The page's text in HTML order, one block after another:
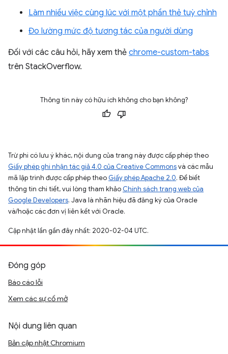
Làm nhiều việc cùng lúc với một phần thẻ tuỳ chỉnh
Đo lường mức độ tương tác của người dùng
Đối với các câu hỏi, hãy xem thẻ chrome-custom-tabs
trên StackOverflow.
Thông tin này có hữu ích không cho bạn không?
Trừ phi có lưu ý khác, nội dung của trang này được cấp phép theo
Giấy phép ghi nhận tác giả 4.0 của Creative Commonsvà các mẫu
mã lập trình được cấp phép theo Giấy phép Apache 2.0. Để biết
thông tin chi tiết, vui lòng tham khảo Chính sách trang web của
Google Developers. Java là nhãn hiệu đã đăng ký của Oracle
và/hoặc các đơn vị liên kết với Oracle.
Cập nhật lần gần đây nhất: 2020-02-04 UTC.
Đóng góp
Báo cáo lỗi
Xem các sự cố mở
Nội dung liên quan
Bản cập nhật Chromium